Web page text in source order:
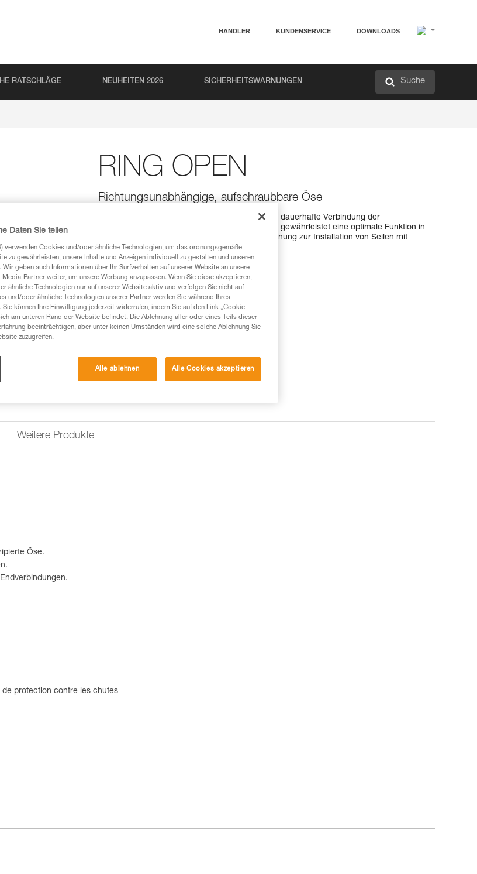
HÄNDLER KUNDENSERVICE DOWNLOADS
RATSCHLÄGE NEUHEITEN 2026 SICHERHEITSWARNUNGEN Suche
RING OPEN
Richtungsunabhängige, aufschraubbare Öse
Die aufschraubbare Öse RING OPEN ist für eine dauerhafte Verbindung der
Ausrüstungselemente geeignet. Ihre runde Form gewährleistet eine optimale Funktion in
allen Richtungen. Sie verfügt über eine weite Öffnung zur Installation von Seilen mit
vernähten Endverbindungen.
Einen Händler finden
Weitere Produkte
Öse.
protection contre les chutes
Daten Sie teilen
verwenden Cookies und/oder ähnliche Technologien, um das ordnungsgemäße
zu gewährleisten, unsere Inhalte und Anzeigen individuell zu gestalten und unseren
Wir geben auch Informationen über Ihr Surfverhalten auf unserer Website an unsere
Partner weiter, um unsere Werbung anzupassen. Wenn Sie diese akzeptieren,
ähnliche Technologien nur auf unserer Website aktiv und verfolgen Sie nicht auf
und/oder ähnliche Technologien unserer Partner werden Sie während Ihres
Sie können Ihre Einwilligung jederzeit widerrufen, indem Sie auf den Link „Cookie-
am unteren Rand der Website befindet. Die Ablehnung aller oder eines Teils dieser
beeinträchtigen, aber unter keinen Umständen wird eine solche Ablehnung Sie
zuzugreifen.
Alle ablehnen Alle Cookies akzeptieren